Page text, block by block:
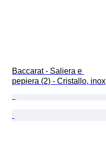
Baccarat - Saliera e
pepiera (2) - Cristallo, inox